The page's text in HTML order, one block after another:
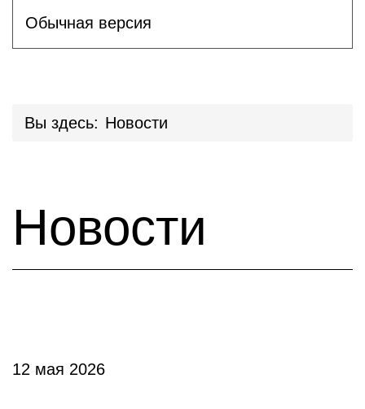
Обычная версия
Вы здесь: Новости
Новости
12 мая 2026